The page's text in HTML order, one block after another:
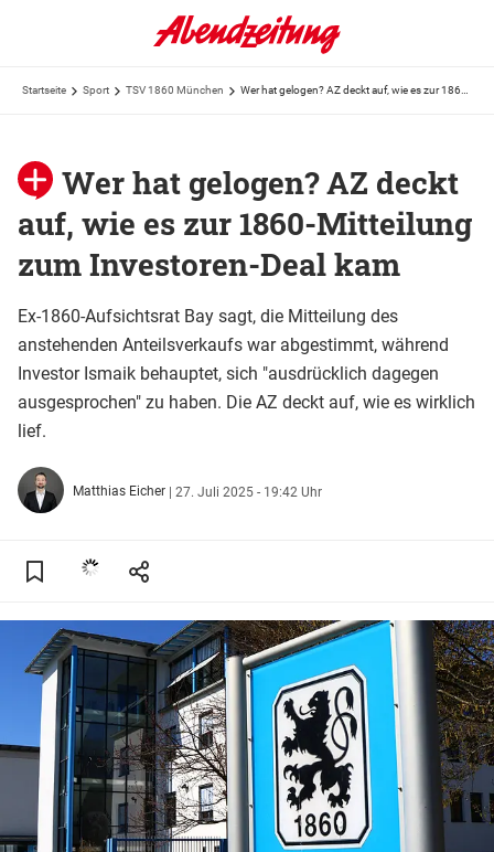
Startseite Sport TSV 1860 München
Wer hat gelogen? AZ deckt
auf, wie es zur 1860-Mitteilung
zum Investoren-Deal kam
Ex-1860-Aufsichtsrat Bay sagt, die Mitteilung des
anstehenden Anteilsverkaufs war abgestimmt, während
Investor Ismaik behauptet, sich "ausdrücklich dagegen
ausgesprochen" zu haben. Die AZ deckt auf, wie es wirklich
lief.
Matthias Eicher | 27. Juli 2025 - 19:42 Uhr